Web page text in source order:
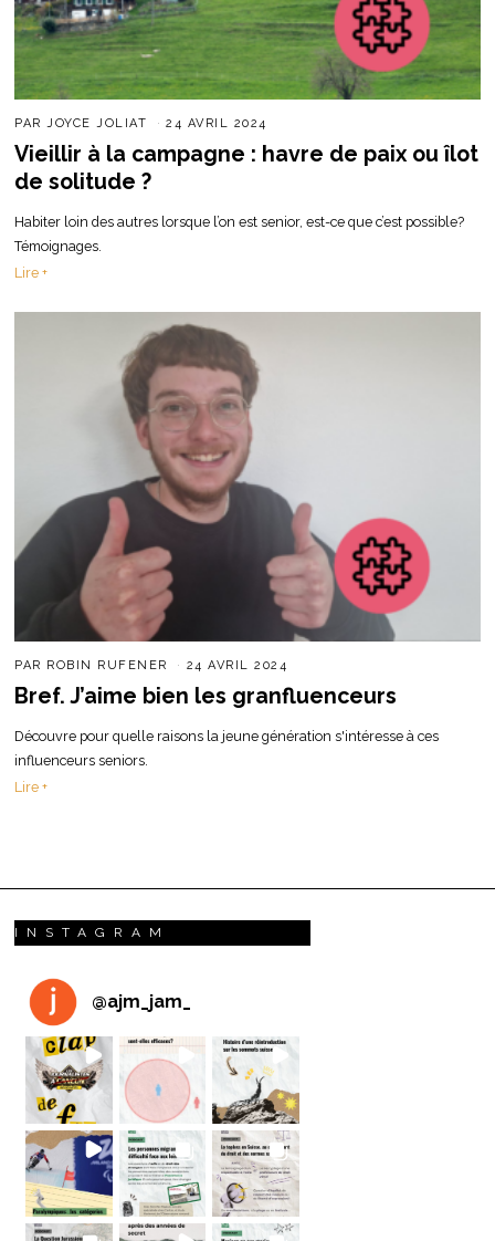
PARJOYCE JOLIAT 24 AVRIL 2024
Vieillir à la campagne : havre de paix ou îlot
de solitude ?
Habiter loin des autres lorsque l’on est senior, est-ce que c’est possible?
Témoignages.
Lire +
PAR ROBIN RUFENER 24 AVRIL 2024
Bref. J’aime bien les granfluenceurs
Découvre pour quelle raisons la jeune génération s'intéresse à ces
influenceurs seniors.
Lire +
INSTAGRAM
@ajm_jam_